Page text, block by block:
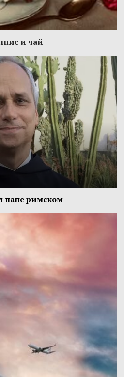
и чай
папе римском